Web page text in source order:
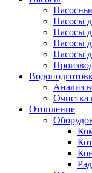
Насосы
Насосы
Насосы
Насосы
Анализ
Очистка
Отопление